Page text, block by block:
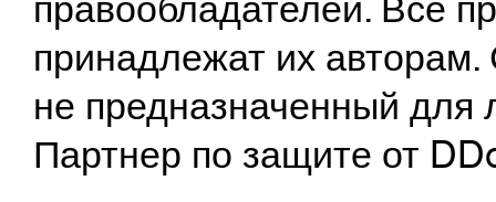
правообладателей. Все
принадлежат их
не предназначенный
Партнер по защите от